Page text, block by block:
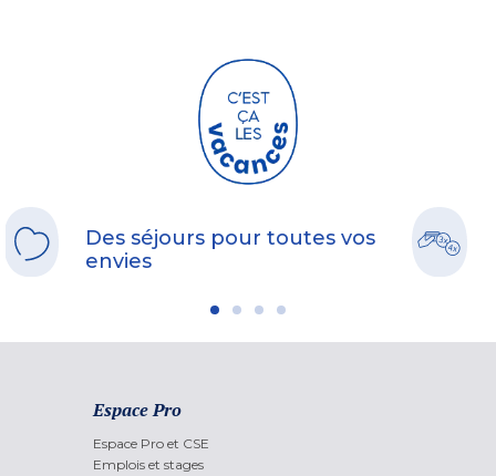
Des séjours pour toutes vos
envies
Espace Pro
Espace Pro et CSE
Emplois et stages